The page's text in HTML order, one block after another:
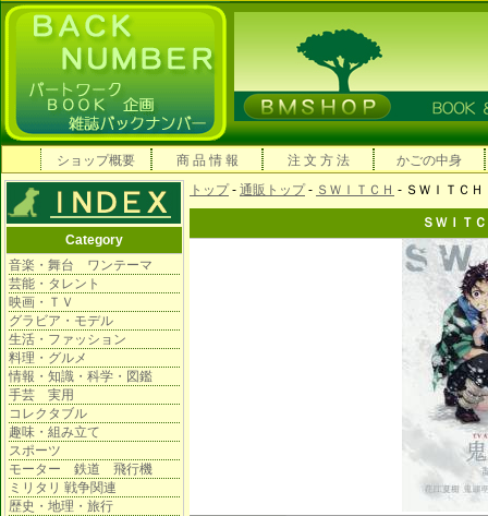
ショップ概要 商 品 情 報 注 文 方 法 かごの中身
Category
音楽・舞台 ワンテーマ
芸能・タレント
映画・ＴＶ
グラビア・モデル
生活・ファッション
料理・グルメ
情報・知識・科学・図鑑
手芸 実用
コレクタブル
趣味・組み立て
スポーツ
モーター 鉄道 飛行機
ミリタリ 戦争関連
歴史・地理・旅行
トップ- 通販トップ- ＳＷＩＴＣＨ - ＳＷＩＴＣ
ＳＷＩＴ